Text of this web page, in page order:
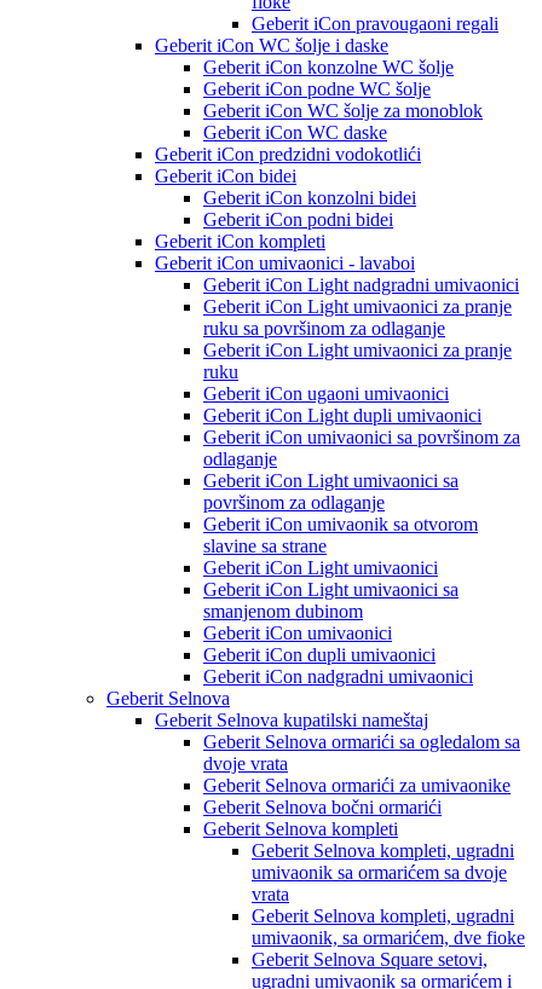
Geberit iCon pravougaoni regali
Geberit iCon WC šolje i daske
Geberit iCon konzolne WC šolje
Geberit iCon podne WC šolje
Geberit iCon WC šolje za monoblok
Geberit iCon WC daske
Geberit iCon predzidni vodokotlići
Geberit iCon bidei
Geberit iCon konzolni bidei
Geberit iCon podni bidei
Geberit iCon kompleti
Geberit iCon umivaonici - lavaboi
Geberit iCon Light nadgradni umivaonici
Geberit iCon Light umivaonici za pranje
ruku sa površinom za odlaganje
Geberit iCon Light umivaonici za pranje
ruku
Geberit iCon ugaoni umivaonici
Geberit iCon Light dupli umivaonici
Geberit iCon umivaonici sa površinom za
odlaganje
Geberit iCon Light umivaonici sa
površinom za odlaganje
Geberit iCon umivaonik sa otvorom
slavine sa strane
Geberit iCon Light umivaonici
Geberit iCon Light umivaonici sa
smanjenom dubinom
Geberit iCon umivaonici
Geberit iCon dupli umivaonici
Geberit iCon nadgradni umivaonici
Geberit Selnova
Geberit Selnova kupatilski nameštaj
Geberit Selnova ormarići sa ogledalom sa
dvoje vrata
Geberit Selnova ormarići za umivaonike
Geberit Selnova bočni ormarići
Geberit Selnova kompleti
Geberit Selnova kompleti, ugradni
umivaonik sa ormarićem sa dvoje
vrata
Geberit Selnova kompleti, ugradni
umivaonik, sa ormarićem, dve fioke
Geberit Selnova Square setovi,
ugradni umivaonik sa ormarićem i